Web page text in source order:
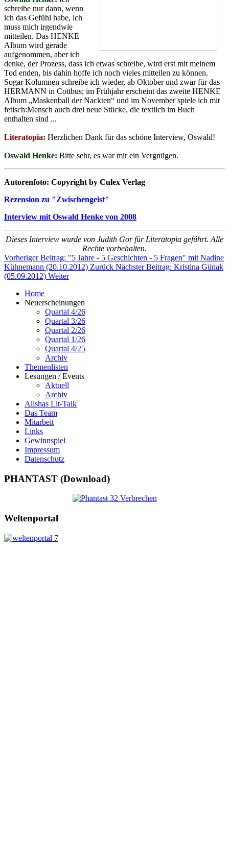
schreibe nur dann, wenn
ich das Gefühl habe, ich
muss mich irgendwie
mitteilen. Das HENKE
Album wird gerade
aufgenommen, aber ich
denke, der Prozess, dass ich etwas schreibe, wird erst mit meinem
Tod enden, bis dahin hoffe ich noch vieles mitteilen zu können.
Sogar Kolumnen schreibe ich wieder, ab Oktober und zwar für das
HERMANN in Cottbus; im Frühjahr erscheint das zweite HENKE
Album „Maskenball der Nackten“ und im November spiele ich mit
fetisch:Mensch auch drei neue Stücke, die textlich im Buch
enthalten sind ...
Literatopia: Herzlichen Dank für das schöne Interview, Oswald!
Oswald Henke: Bitte sehr, es war mir ein Vergnügen.
Autorenfoto: Copyright by Culex Verlag
Rezension zu "Zwischengeist"
Interview mit Oswald Henke von 2008
Dieses Interview wurde von Judith Gor für Literatopia geführt. Alle
Rechte vorbehalten.
Vorheriger Beitrag: "5 Jahre - 5 Geschichten - 5 Fragen" mit Nadine
Kühnemann (20.10.2012) Zurück Nächster Beitrag: Kristina Günak
(05.09.2012) Weiter
Home
Neuerscheinungen
Quartal 4/26
Quartal 3/26
Quartal 2/26
Quartal 1/26
Quartal 4/25
Archiv
Themenlisten
Lesungen / Events
Aktuell
Archiv
Alishas Lit-Talk
Das Team
Mitarbeit
Links
Gewinnspiel
Impressum
Datenschutz
PHANTAST (Download)
Weltenportal